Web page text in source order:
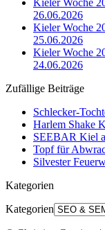
Kieler Woche
26.06.2026
Kieler Woche
25.06.2026
Kieler Woche
24.06.2026
Zufällige Beiträge
Schlecker-
Harlem Shake
SEEBAR Kiel
Topf für
Silvester
Kategorien
Kategorien